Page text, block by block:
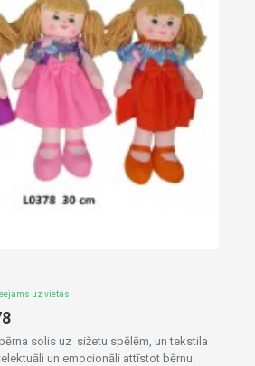
uz vietas
solis uz sižetu spēlēm, un tekstila
un emocionāli attīstot bērnu.